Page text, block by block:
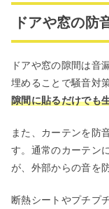
ドアや窓の防
ドアや窓の隙間は音
埋めることで騒音対
隙間に貼るだけでも
また、カーテンを防
す。通常のカーテン
が、外部からの音を
断熱シートやプチプ